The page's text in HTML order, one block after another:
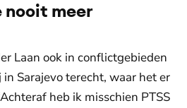
nooit meer
Laan ook in conflictgebieden
Sarajevo terecht, waar het er
heb ik misschien PTSS